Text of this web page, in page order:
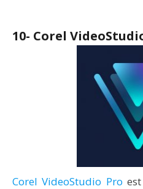
10- Corel
Corel VideoStudio Pro